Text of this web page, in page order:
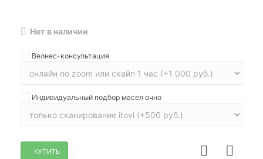
Нет в наличии
Велнес-консультация
Индивидуальный подбор масел очно
КУПИТЬ